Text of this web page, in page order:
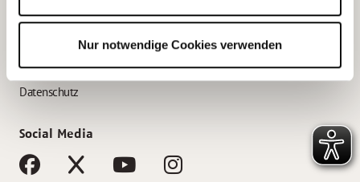
Nur notwendige Cookies verwenden
AWO Gliederungen nach Bundesland
Impressum
Datenschutz
Social Media